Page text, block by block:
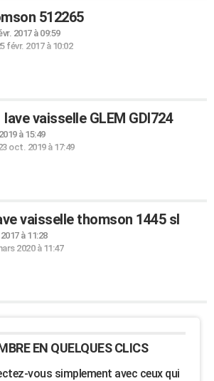
512265
2017 à 09:59
févr. 2017 à 10:02
lave vaisselle GLEM GDI724
à 15:49
oct. 2019 à 17:49
vaisselle thomson 1445 sl
à 11:28
2020 à 11:47
EN QUELQUES CLICS
vous simplement avec ceux qui